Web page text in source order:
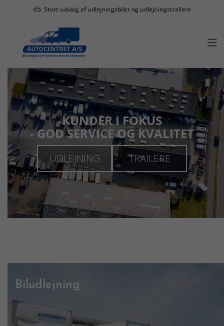
Stort udvalg af udlejningsbiler og udlejningstrailere

KUNDER I FOKUS
- GOD SERVICE OG KVALITET
UDLEJNING TRAILERE
Biludlejning